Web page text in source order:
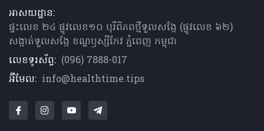
អាសយដ្ឋាន:
ផ្ទះលេខ ២៤ ផ្លូវលេខ១០ បុរីពិភពថ្មីទួលសង្កែ (ផ្លូវលេខ ៦២)
សង្កាត់ទួលសង្កែ ខណ្ឌឫស្សីកែវ ភ្នំពេញ កម្ពុជា
លេខទូរស័ព្ទ: (096) 7888-017
អ៊ីមែល: info@healthtime.tips